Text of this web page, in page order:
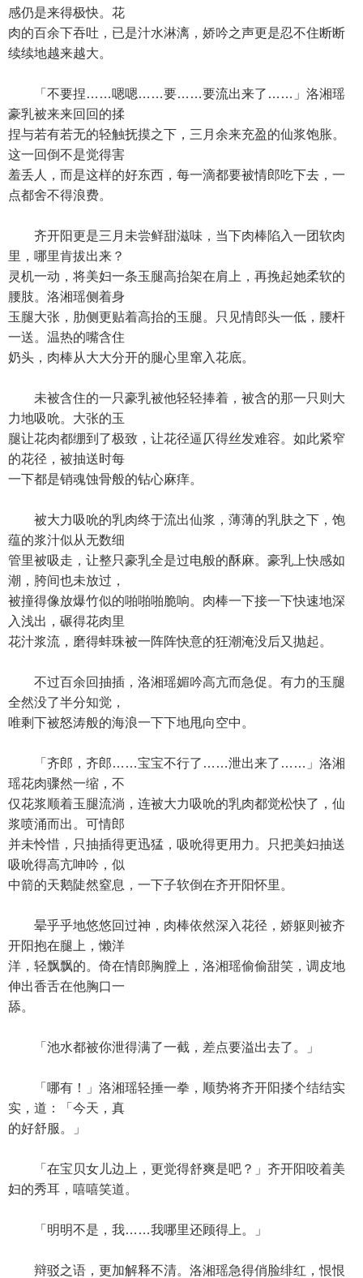
感仍是来得极快。花
肉的百余下吞吐，已是汁水淋漓，娇吟之声更是忍不住断断
续续地越来越大。
「不要捏……嗯嗯……要……要流出来了……」洛湘瑶
豪乳被来来回回的揉
捏与若有若无的轻触抚摸之下，三月余来充盈的仙浆饱胀。
这一回倒不是觉得害
羞丢人，而是这样的好东西，每一滴都要被情郎吃下去，一
点都舍不得浪费。
齐开阳更是三月未尝鲜甜滋味，当下肉棒陷入一团软肉
里，哪里肯拔出来？
灵机一动，将美妇一条玉腿高抬架在肩上，再挽起她柔软的
腰肢。洛湘瑶侧着身
玉腿大张，肋侧更贴着高抬的玉腿。只见情郎头一低，腰杆
一送。温热的嘴含住
奶头，肉棒从大大分开的腿心里窜入花底。
未被含住的一只豪乳被他轻轻捧着，被含的那一只则大
力地吸吮。大张的玉
腿让花肉都绷到了极致，让花径逼仄得丝发难容。如此紧窄
的花径，被抽送时每
一下都是销魂蚀骨般的钻心麻痒。
被大力吸吮的乳肉终于流出仙浆，薄薄的乳肤之下，饱
蕴的浆汁似从无数细
管里被吸走，让整只豪乳全是过电般的酥麻。豪乳上快感如
潮，胯间也未放过，
被撞得像放爆竹似的啪啪啪脆响。肉棒一下接一下快速地深
入浅出，碾得花肉里
花汁浆流，磨得蚌珠被一阵阵快意的狂潮淹没后又抛起。
不过百余回抽插，洛湘瑶媚吟高亢而急促。有力的玉腿
全然没了半分知觉，
唯剩下被怒涛般的海浪一下下地甩向空中。
「齐郎，齐郎……宝宝不行了……泄出来了……」洛湘
瑶花肉骤然一缩，不
仅花浆顺着玉腿流淌，连被大力吸吮的乳肉都觉松快了，仙
浆喷涌而出。可情郎
并未怜惜，只抽插得更迅猛，吸吮得更用力。只把美妇抽送
吸吮得高亢呻吟，似
中箭的天鹅陡然窒息，一下子软倒在齐开阳怀里。
晕乎乎地悠悠回过神，肉棒依然深入花径，娇躯则被齐
开阳抱在腿上，懒洋
洋，轻飘飘的。倚在情郎胸膛上，洛湘瑶偷偷甜笑，调皮地
伸出香舌在他胸口一
舔。
「池水都被你泄得满了一截，差点要溢出去了。」
「哪有！」洛湘瑶轻捶一拳，顺势将齐开阳搂个结结实
实，道：「今天，真
的好舒服。」
「在宝贝女儿边上，更觉得舒爽是吧？」齐开阳咬着美
妇的秀耳，嘻嘻笑道。
「明明不是，我……我哪里还顾得上。」
辩驳之语，更加解释不清。洛湘瑶急得俏脸绯红，恨恨